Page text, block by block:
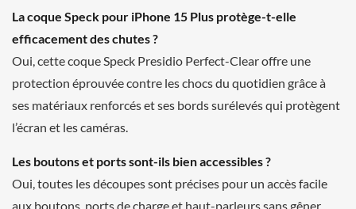
La coque Speck pour iPhone 15 Plus protège-t-elle
efficacement des chutes ?
Oui, cette coque Speck Presidio Perfect-Clear offre une
protection éprouvée contre les chocs du quotidien grâce à
ses matériaux renforcés et ses bords surélevés qui protègent
l’écran et les caméras.
Les boutons et ports sont-ils bien accessibles ?
Oui, toutes les découpes sont précises pour un accès facile
aux boutons, ports de charge et haut-parleurs sans gêner